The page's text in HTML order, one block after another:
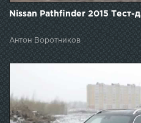
Nissan Pathfinder 2015 Тест-
Антон Воротников